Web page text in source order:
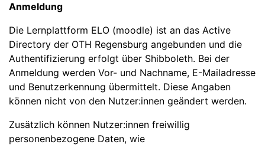
Anmeldung
Die Lernplattform ELO (moodle) ist an das Active
Directory der OTH Regensburg angebunden und die
Authentifizierung erfolgt über Shibboleth. Bei der
Anmeldung werden Vor- und Nachname, E-Mailadresse
und Benutzerkennung übermittelt. Diese Angaben
können nicht von den Nutzer:innen geändert werden.
Zusätzlich können Nutzer:innen freiwillig
personenbezogene Daten, wie